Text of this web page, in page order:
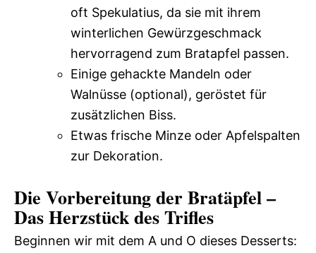
oft Spekulatius, da sie mit ihrem
winterlichen Gewürzgeschmack
hervorragend zum Bratapfel passen.
Einige gehackte Mandeln oder
Walnüsse (optional), geröstet für
zusätzlichen Biss.
Etwas frische Minze oder Apfelspalten
zur Dekoration.
Die Vorbereitung der Bratäpfel –
Das Herzstück des Trifles
Beginnen wir mit dem A und O dieses Desserts: